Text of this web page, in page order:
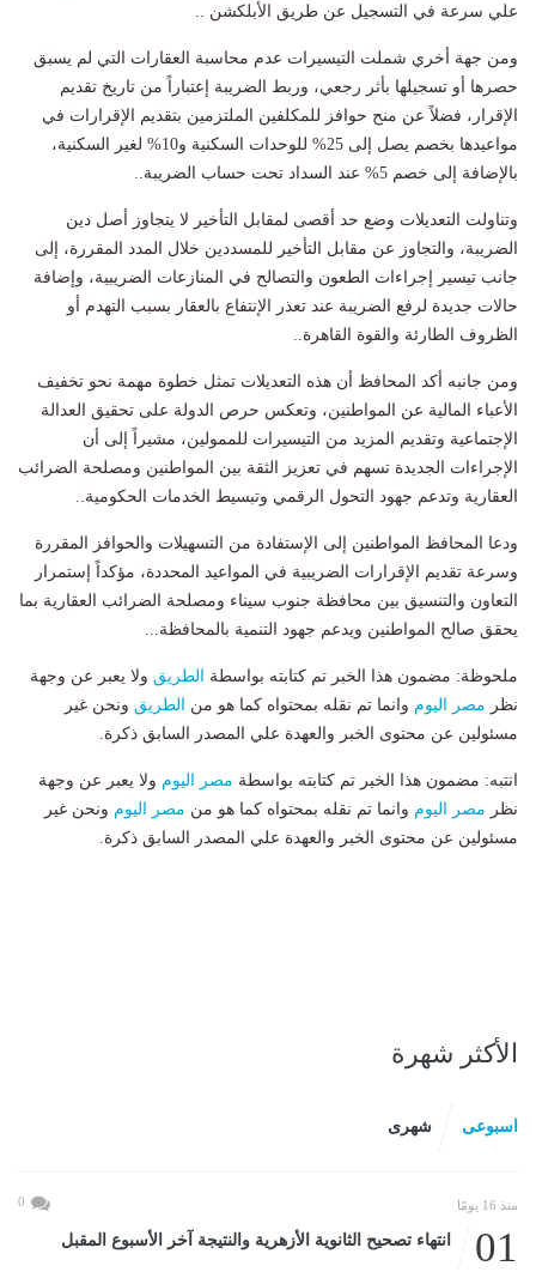
علي سرعة في التسجيل عن طريق الأبلكشن ..
ومن جهة أخري شملت التيسيرات عدم محاسبة العقارات التي لم يسبق
حصرها أو تسجيلها بأثر رجعي، وربط الضريبة إعتباراً من تاريخ تقديم
الإقرار، فضلاً عن منح حوافز للمكلفين الملتزمين بتقديم الإقرارات في
مواعيدها بخصم يصل إلى 25% للوحدات السكنية و10% لغير السكنية،
بالإضافة إلى خصم 5% عند السداد تحت حساب الضريبة..
وتناولت التعديلات وضع حد أقصى لمقابل التأخير لا يتجاوز أصل دين
الضريبة، والتجاوز عن مقابل التأخير للمسددين خلال المدد المقررة، إلى
جانب تيسير إجراءات الطعون والتصالح في المنازعات الضريبية، وإضافة
حالات جديدة لرفع الضريبة عند تعذر الإنتفاع بالعقار بسبب التهدم أو
الظروف الطارئة والقوة القاهرة..
ومن جانبه أكد المحافظ أن هذه التعديلات تمثل خطوة مهمة نحو تخفيف
الأعباء المالية عن المواطنين، وتعكس حرص الدولة على تحقيق العدالة
الإجتماعية وتقديم المزيد من التيسيرات للممولين، مشيراً إلى أن
الإجراءات الجديدة تسهم في تعزيز الثقة بين المواطنين ومصلحة الضرائب
العقارية وتدعم جهود التحول الرقمي وتبسيط الخدمات الحكومية..
ودعا المحافظ المواطنين إلى الإستفادة من التسهيلات والحوافز المقررة
وسرعة تقديم الإقرارات الضريبية في المواعيد المحددة، مؤكداً إستمرار
التعاون والتنسيق بين محافظة جنوب سيناء ومصلحة الضرائب العقارية بما
يحقق صالح المواطنين ويدعم جهود التنمية بالمحافظة...
ملحوظة: مضمون هذا الخبر تم كتابته بواسطة الطريق ولا يعبر عن وجهة
نظر مصر اليوم وانما تم نقله بمحتواه كما هو من الطريق ونحن غير
مسئولين عن محتوى الخبر والعهدة علي المصدر السابق ذكرة.
انتبه: مضمون هذا الخبر تم كتابته بواسطة مصر اليوم ولا يعبر عن وجهة
نظر مصر اليوم وانما تم نقله بمحتواه كما هو من مصر اليوم ونحن غير
مسئولين عن محتوى الخبر والعهدة علي المصدر السابق ذكرة.
الأكثر شهرة
اسبوعى شهرى
منذ 16 يومًا 0
01 انتهاء تصحيح الثانوية الأزهرية والنتيجة آخر الأسبوع المقبل